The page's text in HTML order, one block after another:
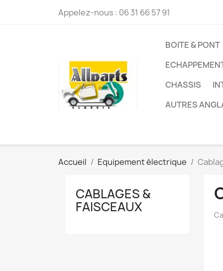
Appelez-nous : 06 31 66 57 91
BOITE & PONT
CHASSIS
AUTRES
Accueil Equipement électrique
CABLAGES &
FAISCEAUX